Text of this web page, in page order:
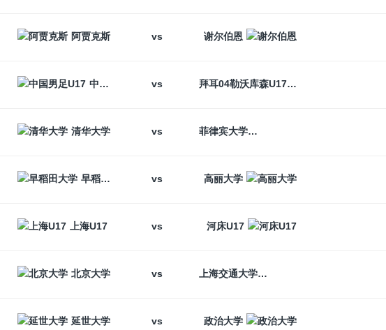
阿贾克斯 vs 谢尔伯恩
中国男足U17 vs 拜耳04勒沃库森U17
清华大学 vs 菲律宾大学
早稻田大学 vs 高丽大学
上海U17 vs 河床U17
北京大学 vs 上海交通大学
延世大学 vs 政治大学